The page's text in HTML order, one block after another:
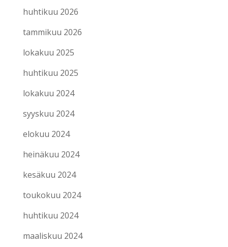
huhtikuu 2026
tammikuu 2026
lokakuu 2025
huhtikuu 2025
lokakuu 2024
syyskuu 2024
elokuu 2024
heinäkuu 2024
kesäkuu 2024
toukokuu 2024
huhtikuu 2024
maaliskuu 2024